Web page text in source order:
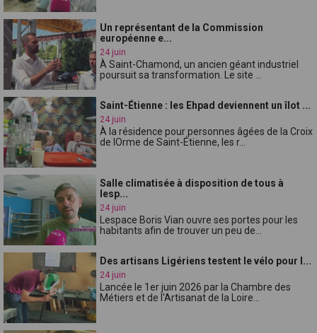
Un représentant de la Commission
européenne e...
24 juin
À Saint-Chamond, un ancien géant industriel
poursuit sa transformation. Le site ...
Saint-Étienne : les Ehpad deviennent un îlot ...
24 juin
À la résidence pour personnes âgées de la Croix
de lOrme de Saint-Étienne, les r...
Salle climatisée à disposition de tous à
lesp...
24 juin
Lespace Boris Vian ouvre ses portes pour les
habitants afin de trouver un peu de...
Des artisans Ligériens testent le vélo pour l...
24 juin
Lancée le 1er juin 2026 par la Chambre des
Métiers et de l'Artisanat de la Loire...